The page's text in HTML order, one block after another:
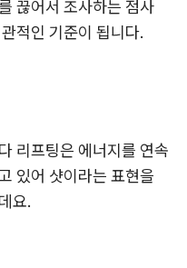
끊어서 조사하는 점사
적인 기준이 됩니다.
리프팅은 에너지를 연속
있어 샷이라는 표현을
요.